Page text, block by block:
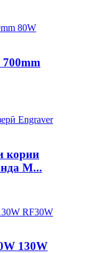
кории
M...
130W